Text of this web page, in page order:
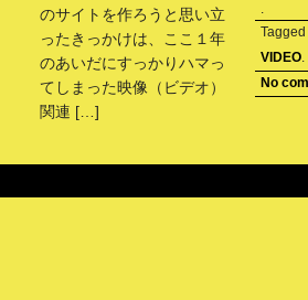
.
Tagged
VIDEO.
No
のサイトを作ろうと思い立
ったきっかけは、ここ１年
のあいだにすっかりハマっ
てしまった映像（ビデオ）
関連 […]